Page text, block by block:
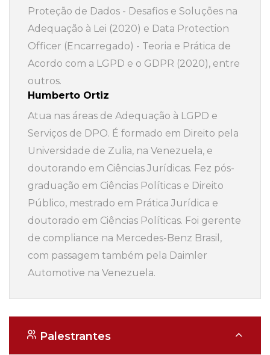
Proteção de Dados - Desafios e Soluções na
Adequação à Lei (2020) e Data Protection
Officer (Encarregado) - Teoria e Prática de
Acordo com a LGPD e o GDPR (2020), entre
outros.
Humberto Ortiz
Atua nas áreas de Adequação à LGPD e
Serviços de DPO. É formado em Direito pela
Universidade de Zulia, na Venezuela, e
doutorando em Ciências Jurídicas. Fez pós-
graduação em Ciências Políticas e Direito
Público, mestrado em Prática Jurídica e
doutorado em Ciências Políticas. Foi gerente
de compliance na Mercedes-Benz Brasil,
com passagem também pela Daimler
Automotive na Venezuela.
Palestrantes